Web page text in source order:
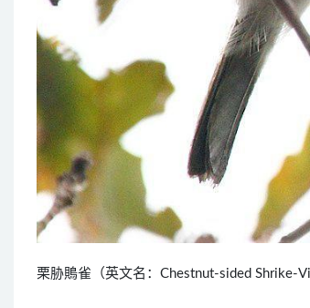
栗胁鵙雀（英文名：Chestnut-sided Shrike-